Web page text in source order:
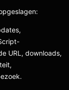
URL, downloads,